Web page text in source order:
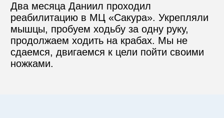
телефон для связи
+74999610149
e-mail для связи
info@angel-help.ru
Два месяца Даниил проходил
реабилитацию в МЦ «Сакура». Укрепляли
мышцы, пробуем ходьбу за одну руку,
продолжаем ходить на крабах. Мы не
сдаемся, двигаемся к цели пойти своими
ножками.